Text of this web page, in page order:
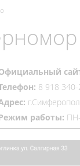
8 918
работы: